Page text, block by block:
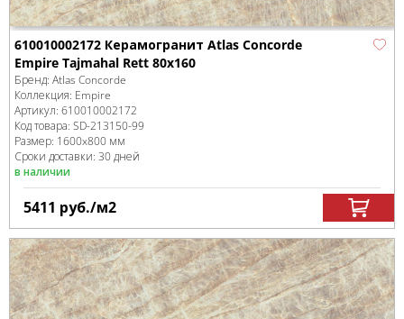
610010002172 Керамогранит Atlas Concorde
Empire Tajmahal Rett 80x160
Бренд: Atlas Concorde
Коллекция: Empire
Артикул: 610010002172
Код товара: SD-213150-99
Размер: 1600x800 мм
Сроки доставки: 30 дней
в наличии
5411 руб./м2